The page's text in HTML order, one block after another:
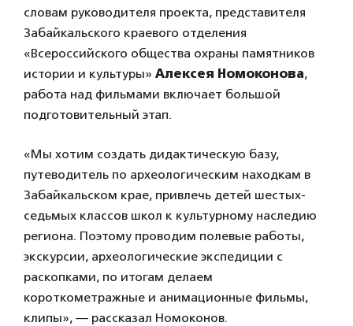
словам руководителя проекта, представителя
Забайкальского краевого отделения
«Всероссийского общества охраны памятников
истории и культуры» Алексея Номоконова,
работа над фильмами включает большой
подготовительный этап.
«Мы хотим создать дидактическую базу,
путеводитель по археологическим находкам в
Забайкальском крае, привлечь детей шестых-
седьмых классов школ к культурному наследию
региона. Поэтому проводим полевые работы,
экскурсии, археологические экспедиции с
раскопками, по итогам делаем
короткометражные и анимационные фильмы,
клипы», — рассказал Номоконов.